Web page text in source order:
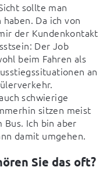
sollte man
Da ich von
der Kundenkontakt
Der Job
beim Fahren als
an
schwierige
sitzen meist
Ich bin aber
damit umgehen.
Sie das oft?